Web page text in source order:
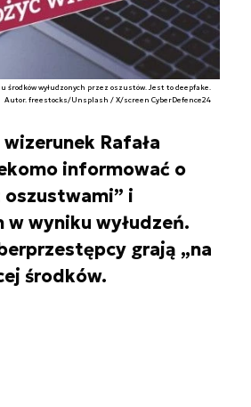
wyłudzonych przez oszustów. Jest to deepfake.
Autor. freestocks/Unsplash / X/screen CyberDefence24
Rafała
informować o
i
wyniku wyłudzeń.
grają „na
środków.